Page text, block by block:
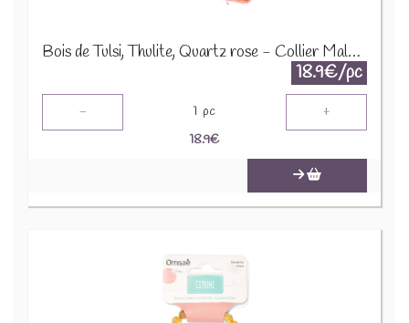
Bois de Tulsi, Thulite, Quartz rose - Collier Mala 12646
18.9€/pc
- 1 pc +
18.9€